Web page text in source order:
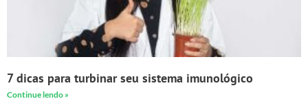
7 dicas para turbinar seu sistema imunológico
Continue lendo »